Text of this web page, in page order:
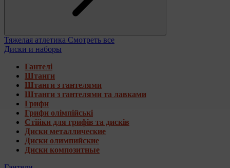
Тяжелая атлетика Смотреть все
Диски и наборы
Гантелі
Штанги
Штанги з гантелями
Штанги з гантелями та лавками
Грифи
Грифи олімпійські
Стійки для грифів та дисків
Диски металлические
Диски олимпийские
Диски композитные